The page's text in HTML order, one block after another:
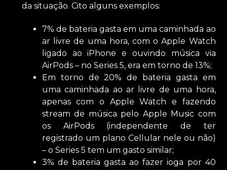
da situação. Cito alguns exemplos:
7% de bateria gasta em uma caminhada ao
ar livre de uma hora, com o Apple Watch
ligado ao iPhone e ouvindo música via
AirPods – no Series 5, era em torno de 13%;
Em torno de 20% de bateria gasta em
uma caminhada ao ar livre de uma hora,
apenas com o Apple Watch e fazendo
stream de música pelo Apple Music com
os AirPods (independente de ter
registrado um plano Cellular nele ou não)
– o Series 5 tem um gasto similar;
3% de bateria gasta ao fazer ioga por 40